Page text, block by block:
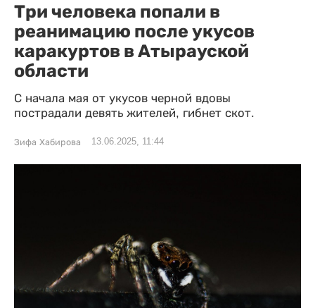
Три человека попали в
реанимацию после укусов
каракуртов в Атырауской
области
С начала мая от укусов черной вдовы
пострадали девять жителей, гибнет скот.
Зифа Хабирова 13.06.2025, 11:44